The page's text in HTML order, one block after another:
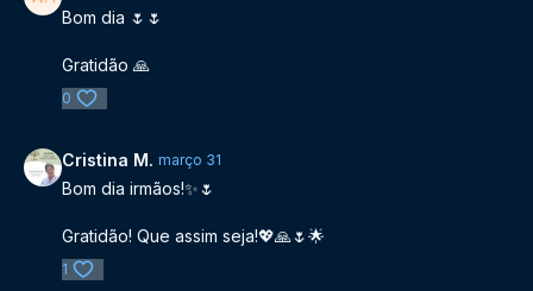
Bom dia 🌷🌷
Gratidão 🙏
0
Cristina M. março 31
Bom dia irmãos!✨️🌷
Gratidão! Que assim seja!💖🙏🌷🌟
1